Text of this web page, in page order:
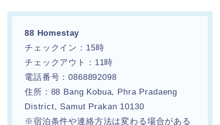
88 Homestay
チェックイン：15時
チェックアウト：11時
電話番号：0868892098
住所：88 Bang Kobua, Phra Pradaeng
District, Samut Prakan 10130
※宿泊条件や連絡方法は変わる場合がある